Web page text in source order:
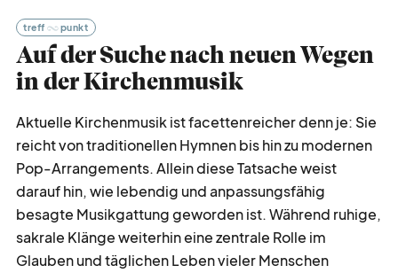
treff punkt
Auf der Suche nach neuen Wegen
in der Kirchenmusik
Aktuelle Kirchenmusik ist facettenreicher denn je: Sie
reicht von traditionellen Hymnen bis hin zu modernen
Pop-Arrangements. Allein diese Tatsache weist
darauf hin, wie lebendig und anpassungsfähig
besagte Musikgattung geworden ist. Während ruhige,
sakrale Klänge weiterhin eine zentrale Rolle im
Glauben und täglichen Leben vieler Menschen